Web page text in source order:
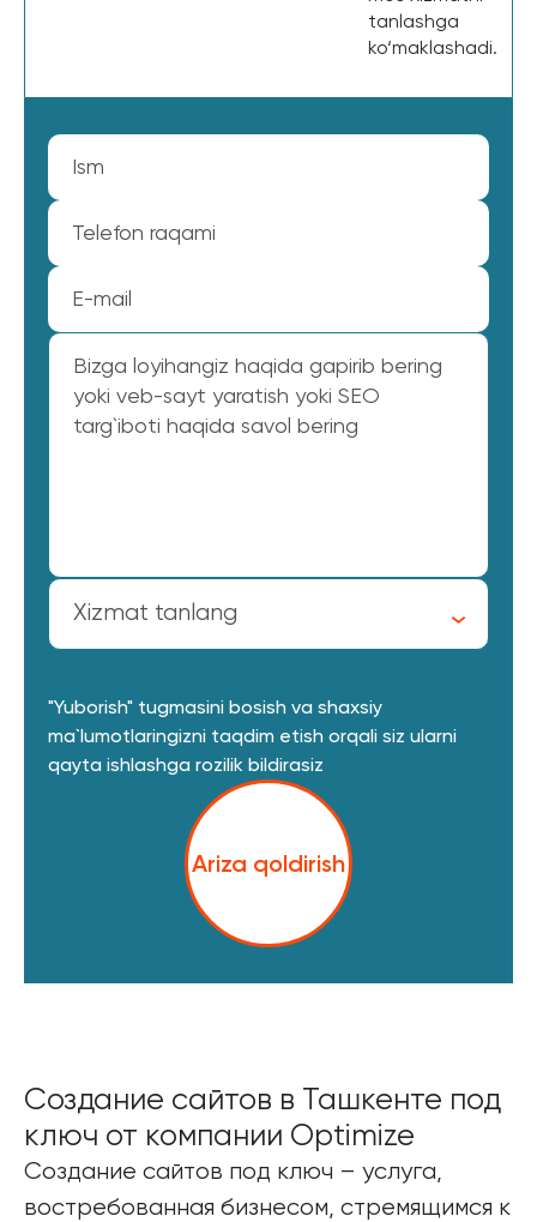
tanlashga
ko‘maklashadi.
Xizmat tanlang
"Yuborish" tugmasini bosish va shaxsiy
ma`lumotlaringizni taqdim etish orqali siz ularni
qayta ishlashga rozilik bildirasiz
Ariza qoldirish
Создание сайтов в Ташкенте под
ключ от компании Optimize
Создание сайтов под ключ – услуга,
востребованная бизнесом, стремящимся к